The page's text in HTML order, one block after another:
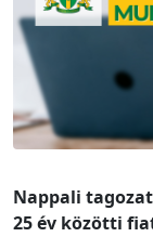
Nappali
25 év közötti